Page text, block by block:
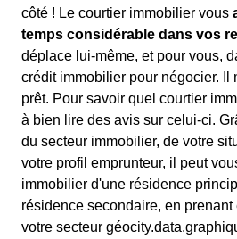
côté ! Le courtier immobilier vous
temps considérable dans vos
déplace lui-même, et pour vous,
crédit immobilier pour négocier. Il
prêt. Pour savoir quel courtier
à bien lire des avis sur celui-ci.
du secteur immobilier, de votre
votre profil emprunteur, il peut
immobilier d'une résidence
résidence secondaire, en
votre secteur